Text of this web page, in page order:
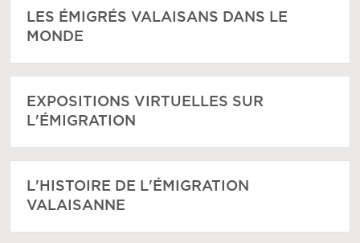
LES ÉMIGRÉS VALAISANS DANS LE
MONDE
EXPOSITIONS VIRTUELLES SUR
L'ÉMIGRATION
L'HISTOIRE DE L'ÉMIGRATION
VALAISANNE